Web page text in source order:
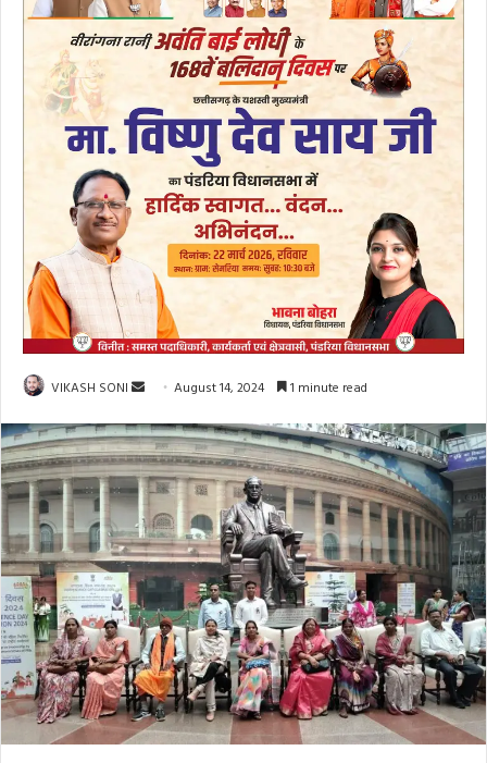
VIKASH SONI
Send
email
August 14, 2024 1 minute read